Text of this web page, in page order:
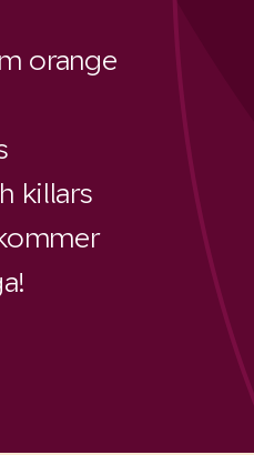
orange
killars